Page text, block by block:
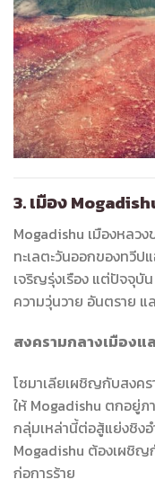
3. เมือง
Mogadishu เมืองหลว
ทะเลตะวันออกของทวีป
เจริญรุ่งเรือง แต่ปัจจุบั
ความวุ่นวาย อันตราย แ
สงครามกลางเมืองแ
โซมาเลียเผชิญกับสงค
ให้ Mogadishu ตกอยู่
กลุ่มเหล่านี้ต่อสู้แย่งชิง
Mogadishu ต้องเผชิญ
ก่อการร้าย